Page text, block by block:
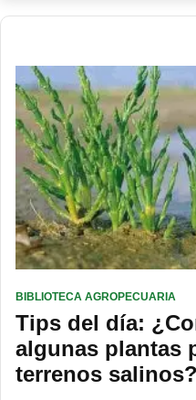
BIBLIOTECA AGROPECUARIA
Tips del día:
algunas plantas
terrenos salinos?